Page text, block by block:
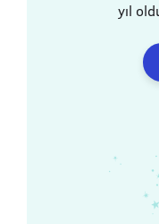
yıl